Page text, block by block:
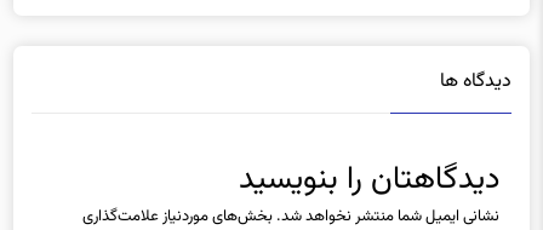
دیدگاه ها
دیدگاهتان را بنویسید
نشانی ایمیل شما منتشر نخواهد شد. بخش‌های موردنیاز علامت‌گذاری